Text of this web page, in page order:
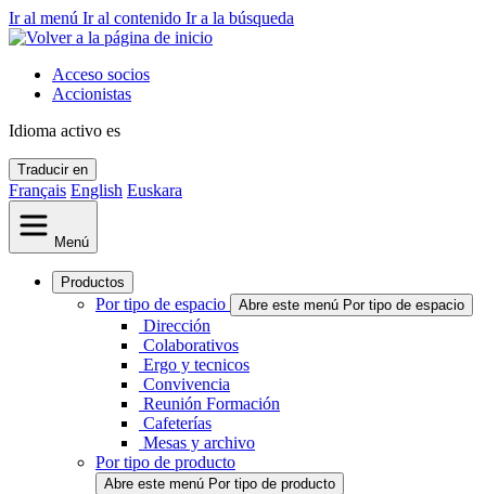
Ir al menú Ir al contenido Ir a la búsqueda
Acceso socios
Accionistas
Idioma activo es
Traducir en
Français English Euskara
Menú
Productos
Por tipo de espacio Abre este menú Por tipo de espacio
Dirección
Colaborativos
Ergo y tecnicos
Convivencia
Reunión Formación
Cafeterías
Mesas y archivo
Por tipo de producto
Abre este menú Por tipo de producto